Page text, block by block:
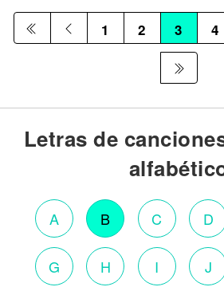
1 2 3 4
Letras de
A B C D
G H I J